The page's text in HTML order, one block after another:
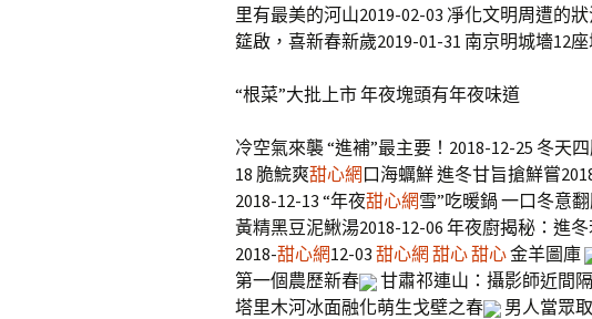
里有最美的河山2019-02-03 凈化文明周遭的
筵啟，喜新春新歲2019-01-31 南京明城墻12
“根菜”大批上市 年夜塊頭有年夜味道
冷空氣來襲 “進補”最主要！2018-12-25 冬天
18 脆鯇爽甜心網 口海蠣鮮 進冬甘旨搶鮮嘗
2018-12-13 “年夜甜心網雪”吃暖鍋 一口冬意
黃精黑豆泥鰍湯2018-12-06 年夜廚揭秘：進
2018-甜心網12-03 甜心網 甜心甜心金羊圖庫
第一個農歷新春
甘肅祁連山：攝影師近間
塔里木河冰面融化萌生戈壁之春
男人當眾